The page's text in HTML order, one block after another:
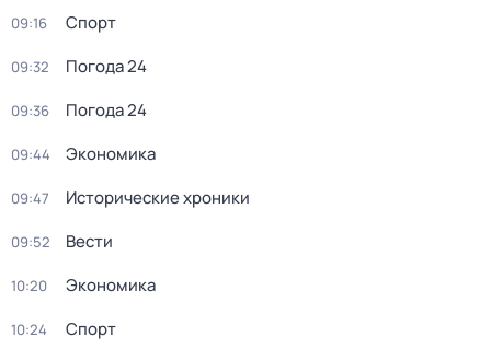
09:16 Спорт
09:32 Погода 24
09:36 Погода 24
09:44 Экономика
09:47 Исторические хроники
09:52 Вести
10:20 Экономика
10:24 Спорт